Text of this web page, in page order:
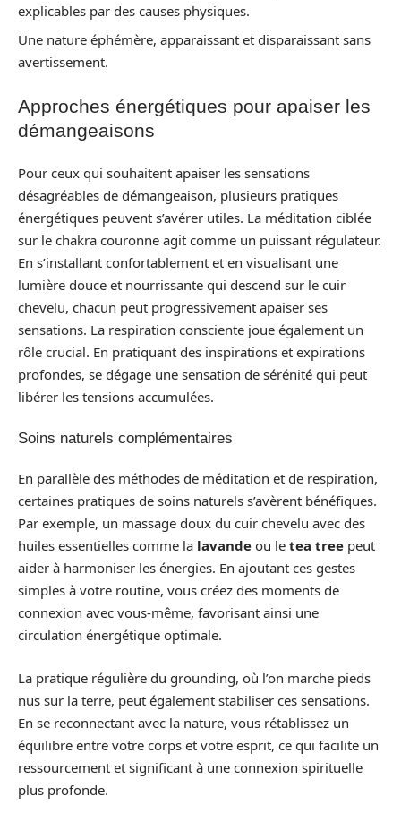
explicables par des causes physiques.
Une nature éphémère, apparaissant et disparaissant sans
avertissement.
Approches énergétiques pour apaiser les
démangeaisons
Pour ceux qui souhaitent apaiser les sensations
désagréables de démangeaison, plusieurs pratiques
énergétiques peuvent s’avérer utiles. La méditation ciblée
sur le chakra couronne agit comme un puissant régulateur.
En s’installant confortablement et en visualisant une
lumière douce et nourrissante qui descend sur le cuir
chevelu, chacun peut progressivement apaiser ses
sensations. La respiration consciente joue également un
rôle crucial. En pratiquant des inspirations et expirations
profondes, se dégage une sensation de sérénité qui peut
libérer les tensions accumulées.
Soins naturels complémentaires
En parallèle des méthodes de méditation et de respiration,
certaines pratiques de soins naturels s’avèrent bénéfiques.
Par exemple, un massage doux du cuir chevelu avec des
huiles essentielles comme la lavande ou le tea tree peut
aider à harmoniser les énergies. En ajoutant ces gestes
simples à votre routine, vous créez des moments de
connexion avec vous-même, favorisant ainsi une
circulation énergétique optimale.
La pratique régulière du grounding, où l’on marche pieds
nus sur la terre, peut également stabiliser ces sensations.
En se reconnectant avec la nature, vous rétablissez un
équilibre entre votre corps et votre esprit, ce qui facilite un
ressourcement et significant à une connexion spirituelle
plus profonde.